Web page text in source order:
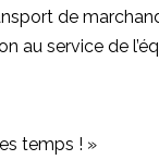
de
au service de
temps ! »